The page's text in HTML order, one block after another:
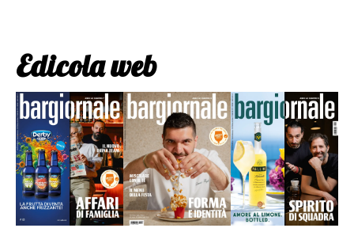
Edicola web